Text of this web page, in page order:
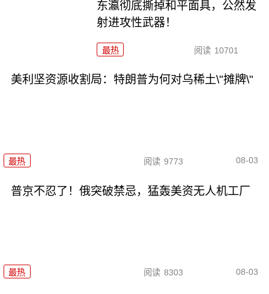
东瀛彻底撕掉和平面具，公然发
射进攻性武器！
最热 阅读 10701
美利坚资源收割局：特朗普为何对乌稀土\"摊牌\"
最热 阅读 9773 08-03
普京不忍了！俄突破禁忌，猛轰美资无人机工厂
最热 阅读 8303 08-03